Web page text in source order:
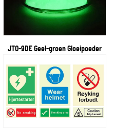
JTO-9DE Geel-groen Gloeipoeder